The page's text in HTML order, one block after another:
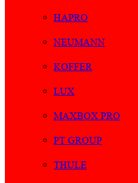
HAPRO
NEUMANN
KOFFER
LUX
MAXBOX PRO
PT GROUP
THULE